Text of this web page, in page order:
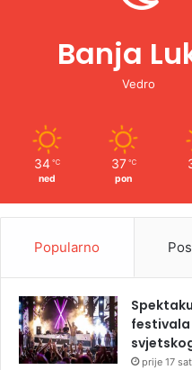
Banja
Vedro
34 ℃
ned
37 ℃
pon
Popularno
festivala
prije 17